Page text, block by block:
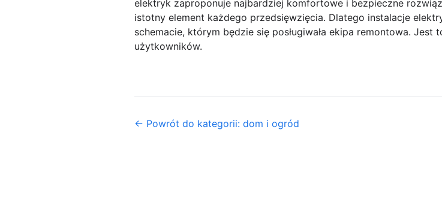
elektryk zaproponuje najbardziej komfortowe i bezpieczne
istotny element każdego przedsięwzięcia. Dlatego instalacje
schemacie, którym będzie się posługiwała ekipa remontowa.
użytkowników.
← Powrót do kategorii: dom i ogród